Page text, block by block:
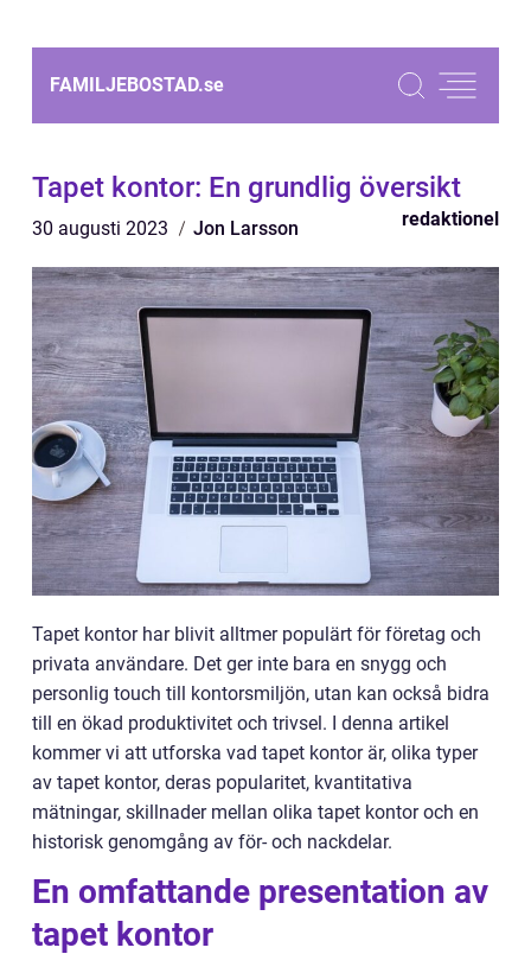
FAMILJEBOSTAD.se
Tapet kontor: En grundlig översikt
30 augusti 2023 Jon Larsson redaktionel
Tapet kontor har blivit alltmer populärt för företag och
privata användare. Det ger inte bara en snygg och
personlig touch till kontorsmiljön, utan kan också bidra
till en ökad produktivitet och trivsel. I denna artikel
kommer vi att utforska vad tapet kontor är, olika typer
av tapet kontor, deras popularitet, kvantitativa
mätningar, skillnader mellan olika tapet kontor och en
historisk genomgång av för- och nackdelar.
En omfattande presentation av
tapet kontor